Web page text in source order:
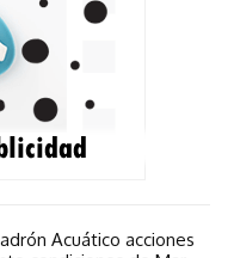
Acuático acciones